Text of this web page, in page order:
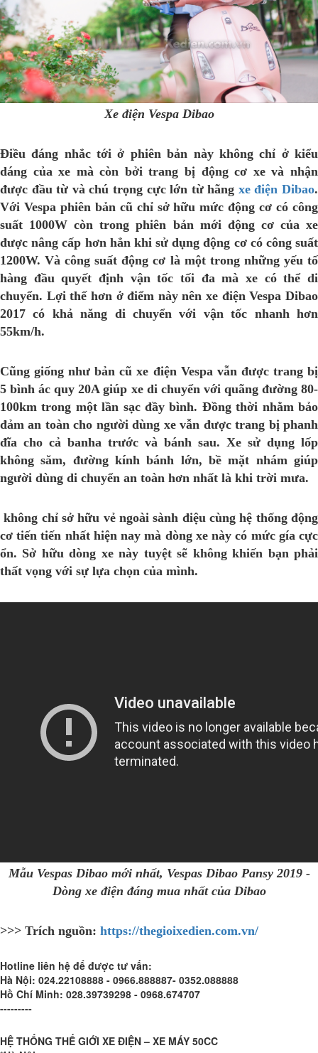
Xe điện Vespa Dibao
Điều đáng nhắc tới ở phiên bản này không chỉ ở kiểu
dáng của xe mà còn bởi trang bị động cơ xe và nhận
được đầu từ và chú trọng cực lớn từ hãng xe điện Dibao.
Với Vespa phiên bản cũ chỉ sở hữu mức động cơ có công
suất 1000W còn trong phiên bản mới động cơ của xe
được nâng cấp hơn hẳn khi sử dụng động cơ có công suất
1200W. Và công suất động cơ là một trong những yếu tố
hàng đầu quyết định vận tốc tối đa mà xe có thể di
chuyển. Lợi thế hơn ở điểm này nên xe điện Vespa Dibao
2017 có khả năng di chuyển với vận tốc nhanh hơn
55km/h.
Cũng giống như bản cũ xe điện Vespa vẫn được trang bị
5 bình ác quy 20A giúp xe di chuyển với quãng đường 80-
100km trong một lần sạc đầy bình. Đồng thời nhằm bảo
đảm an toàn cho người dùng xe vẫn được trang bị phanh
đĩa cho cả banha trước và bánh sau. Xe sử dụng lốp
không săm, đường kính bánh lớn, bề mặt nhám giúp
người dùng di chuyển an toàn hơn nhất là khi trời mưa.
không chỉ sở hữu vẻ ngoài sành điệu cùng hệ thống động
cơ tiến tiến nhất hiện nay mà dòng xe này có mức gía cực
ổn. Sở hữu dòng xe này tuyệt sẽ không khiến bạn phải
thất vọng với sự lựa chọn của mình.
Mẫu Vespas Dibao mới nhất, Vespas Dibao Pansy 2019 -
Dòng xe điện đáng mua nhất của Dibao
>>> Trích nguồn: https://thegioixedien.com.vn/
Hotline liên hệ để được tư vấn:
Hà Nội: 024.22108888 - 0966.888887- 0352.088888
Hồ Chí Minh: 028.39739298 - 0968.674707
---------
HỆ THỐNG THẾ GIỚI XE ĐIỆN – XE MÁY 50CC